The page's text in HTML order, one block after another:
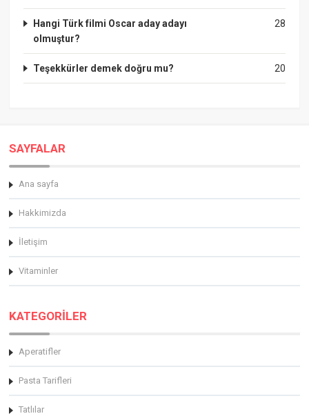
28
Hangi Türk filmi Oscar aday adayı
olmuştur?
20
Teşekkürler demek doğru mu?
SAYFALAR
Ana sayfa
Hakkimizda
İletişim
Vitaminler
KATEGORİLER
Aperatifler
Pasta Tarifleri
Tatlılar